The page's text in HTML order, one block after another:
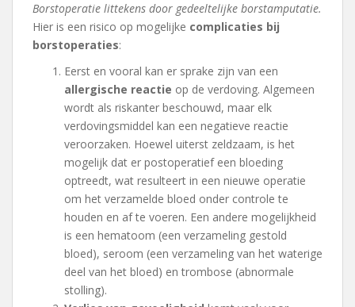
Borstoperatie littekens door gedeeltelijke borstamputatie.
Hier is een risico op mogelijke complicaties bij
borstoperaties:
Eerst en vooral kan er sprake zijn van een
allergische reactie op de verdoving. Algemeen
wordt als riskanter beschouwd, maar elk
verdovingsmiddel kan een negatieve reactie
veroorzaken. Hoewel uiterst zeldzaam, is het
mogelijk dat er postoperatief een bloeding
optreedt, wat resulteert in een nieuwe operatie
om het verzamelde bloed onder controle te
houden en af te voeren. Een andere mogelijkheid
is een hematoom (een verzameling gestold
bloed), seroom (een verzameling van het waterige
deel van het bloed) en trombose (abnormale
stolling).